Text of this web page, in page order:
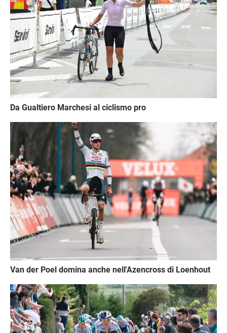
Da Gualtiero Marchesi al ciclismo pro
Van der Poel domina anche nell'Azencross di Loenhout
Immagine